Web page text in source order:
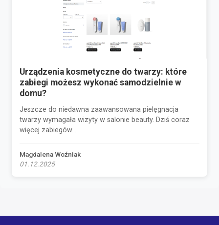
Urządzenia kosmetyczne do twarzy: które
zabiegi możesz wykonać samodzielnie w
domu?
Jeszcze do niedawna zaawansowana pielęgnacja
twarzy wymagała wizyty w salonie beauty. Dziś coraz
więcej zabiegów...
Magdalena Woźniak
01.12.2025